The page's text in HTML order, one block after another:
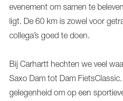
evenement om samen te
ligt. De 60 km is zowel voor
collega’s goed te doen.
Bij Carhartt hechten we veel
Saxo Dam tot Dam
gelegenheid om op een